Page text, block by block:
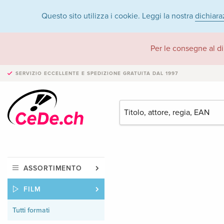
Questo sito utilizza i cookie. Leggi la nostra
Per le consegne al
SERVIZIO ECCELLENTE E SPEDIZIONE GRATUITA DAL 1997
ASSORTIMENTO
FILM
Tutti formati